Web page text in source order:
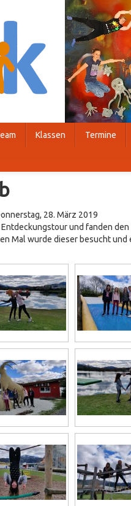
Klassen Termine
28. März 2019
und fanden
Mal wurde dieser besucht